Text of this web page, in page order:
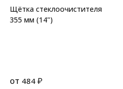
Щётка стеклоочистителя
355 мм (14")
от 484 ₽